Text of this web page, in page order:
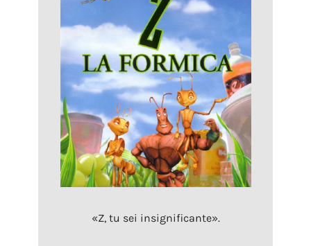
«Z, tu sei insignificante».